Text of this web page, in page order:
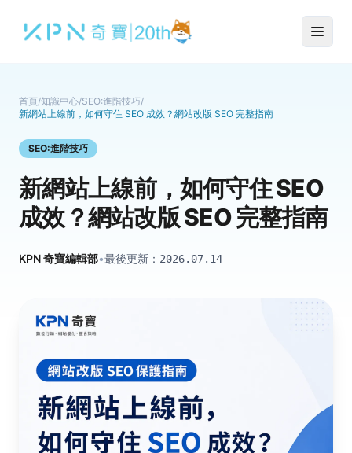
首頁/知識中心/SEO:進階技巧/
新網站上線前，如何守住 SEO 成效？網站改版 SEO 完整指南
SEO:進階技巧
新網站上線前，如何守住 SEO
成效？網站改版 SEO 完整指南
KPN 奇寶編輯部•最後更新： 2026.07.14